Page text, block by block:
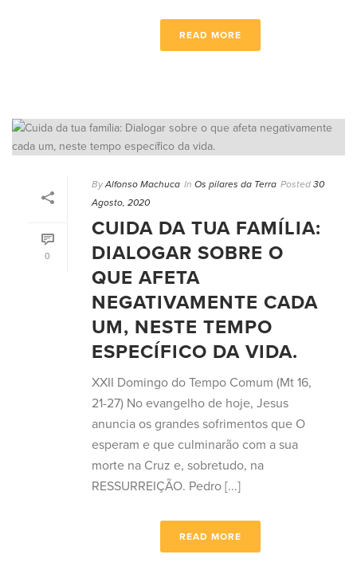
READ MORE
0
By Alfonso Machuca In Os pilares da Terra Posted 30
Agosto, 2020
CUIDA DA TUA FAMÍLIA:
DIALOGAR SOBRE O
QUE AFETA
NEGATIVAMENTE CADA
UM, NESTE TEMPO
ESPECÍFICO DA VIDA.
XXII Domingo do Tempo Comum (Mt 16,
21-27) No evangelho de hoje, Jesus
anuncia os grandes sofrimentos que O
esperam e que culminarão com a sua
morte na Cruz e, sobretudo, na
RESSURREIÇÃO. Pedro [...]
READ MORE